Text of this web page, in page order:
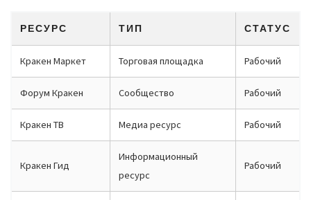
РЕСУРС ТИП СТАТУС
Кракен Маркет Торговая площадка Рабочий
Форум Кракен Сообщество Рабочий
Кракен ТВ Медиа ресурс Рабочий
Кракен Гид
Информационный
ресурс
Рабочий